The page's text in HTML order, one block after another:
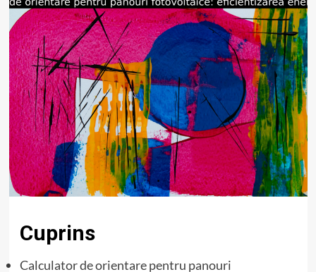
Cuprins
Calculator de orientare pentru panouri